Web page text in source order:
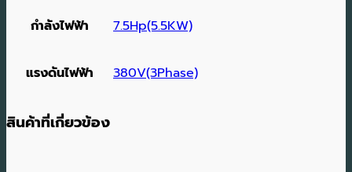
กำลังไฟฟ้า 7.5Hp(5.5KW)
แรงดันไฟฟ้า 380V(3Phase)
สินค้าที่เกี่ยวข้อง